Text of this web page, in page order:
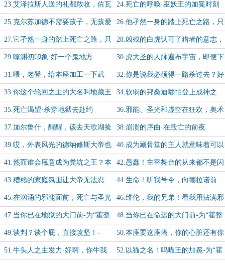
23.艾泽拉斯人送的礼都敢收，佐瓦
尔，我看你是真饿了
24.死亡的呼唤·巫妖王的加冕时刻
已至
25.克尔苏加德不需要孩子，无孩爱
猫男可以自己造孩子~
26.他孑然一身的踏上死亡之路，只
有猫陪着他，但他的猫排场却很大...
27.它孑然一身的踏上死亡之路，只
有它的苦主陪着它
28.凶残的白虎认可了猎者的意志，
并赐予了它们转生异界当萝莉的荣幸
29.噬渊初印象·好一个鬼地方 30.虎大圣的人脉遍布宇宙，即便下
了地狱也能摇人
31.喂，老登，给本座加工一下武
器，顺便再去炒两个菜
32.你是说我必须得一路杀过去？好
吧，好处说完了，坏处是什么？
33.你这个轮回之主的大名叫地藏王
菩萨对吧？
34.软弱的邦桑迪哪怕登上成神之
阶，也免不了要被战斧爆头
35.死亡渴望·杀穿地狱去赴约 36.邪能、圣光和虚空在狂欢，奥术
断片，生命昏睡，死亡终于拿到邀请
函
37.加尔鲁什，醒醒，该去天歌湖捡
羊粪蛋了
38.崩溃的序曲·在毁亡的前夜
39.哎，外表风光的德纳修斯大帝也
有很多身为父亲的难言之隐
40.成为藏骨堂的主人就意味着可以
掌控噬渊！
41.然而谁会愿意成为粪坑之王？本
座只想让地狱也热闹起来
42.愚蠢！主宰舞台的从来都不是闪
耀的明星，只有藏于幕后才能自称黑
手
43.糟糕的家庭氛围让大帝无法忍
受，祂决定站出来调停！
44.生命！听我号令，向德拉诺前
进！
45.在汹涌的邪能面前，死亡与圣光
亦能联合-为加更【1/10】
46.维伦，我的兄弟！看我用沾满邪
能的手来保护你-加更【2/10】
47.当你已在地狱的大门前-为“霍整
挺好”兄弟加更【3/10】
48.当你已在命运的大门前-为“霍整
挺好”兄弟加更【4/10】
49.谈判？谈个屁，直接攻坚！-
为“霍整挺好”兄弟加更【5/10】
50.本座要这座塔，你的心脏还有你
手里的权能，开价吧-加更【6/10】
51.牛头人之主发力·好啊，你牛我 52.以猫之名！呜喵王的加冕-为“霍